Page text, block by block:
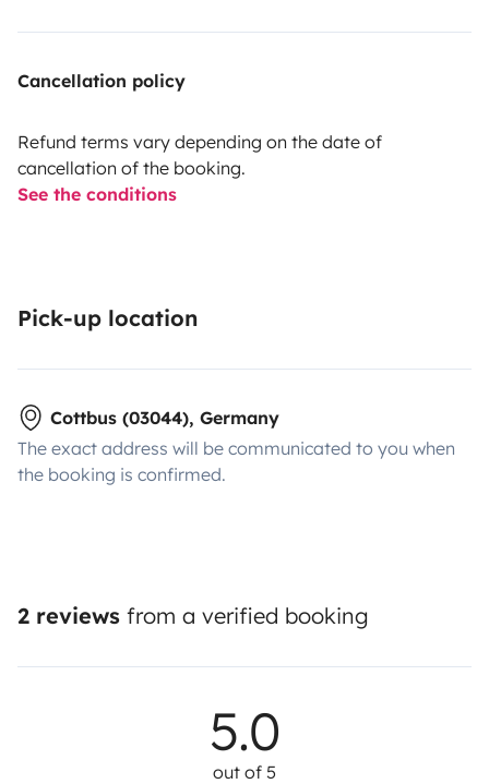
Cancellation policy
Refund terms vary depending on the date of
cancellation of the booking.
See the conditions
Pick-up location
Cottbus (03044), Germany
The exact address will be communicated to you when
the booking is confirmed.
2 reviews from a verified booking
5.0
out of 5